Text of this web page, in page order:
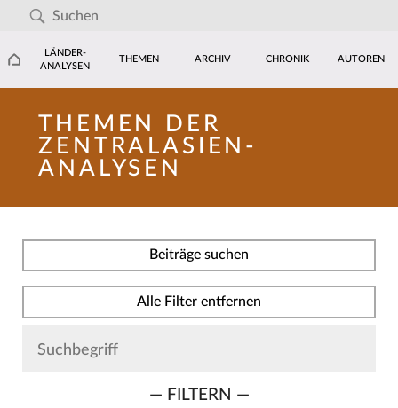
LÄNDER-
ANALYSEN
THEMEN ARCHIV CHRONIK AUTOREN
THEMEN DER
ZENTRALASIEN-
ANALYSEN
Beiträge suchen
Alle Filter entfernen
— FILTERN —